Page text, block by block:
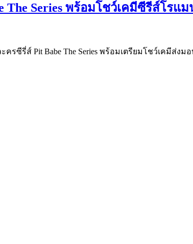
The Series พร้อมโชว์เคมีซีรีส์โร
ครซีรี่ส์ Pit Babe The Series พร้อมเตรียมโชว์เคมีส่